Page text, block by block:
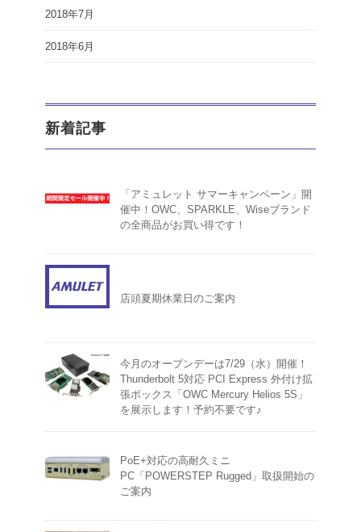
2018年7月
2018年6月
新着記事
「アミュレット サマーキャンペーン」開
催中！OWC、SPARKLE、Wiseブランド
の全商品がお買い得です！
店頭夏期休業日のご案内
今月のオープンデーは7/29（水）開催！
Thunderbolt 5対応 PCI Express 外付け拡
張ボックス「OWC Mercury Helios 5S」
を展示します！予約不要です♪
PoE+対応の高耐久ミニ
PC「POWERSTEP Rugged」取扱開始の
ご案内